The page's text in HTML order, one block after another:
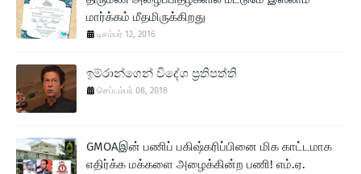
மார்க்கம் மீதமிருக்கிறது
டிசம்பர் 12, 2016
ඉම්රාන්ගෙන් විදේශ ප‍්‍රතිපත්ති
செப்டம்பர் 08, 2018
GMOAஇன் பணிப் பகிஷ்கரிப்பினை மிக காட்டமாக
எதிர்க்க மக்களை அழைக்கின்ற பணி! எம்.ஏ.